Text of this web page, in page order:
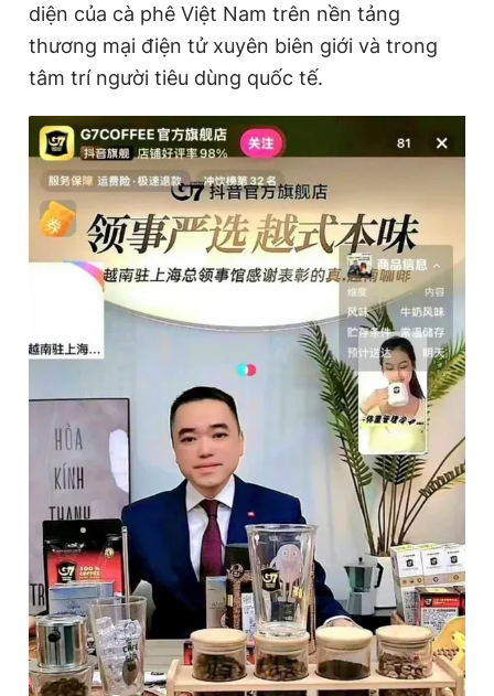
diện của cà phê Việt Nam trên nền tảng
thương mại điện tử xuyên biên giới và trong
tâm trí người tiêu dùng quốc tế.